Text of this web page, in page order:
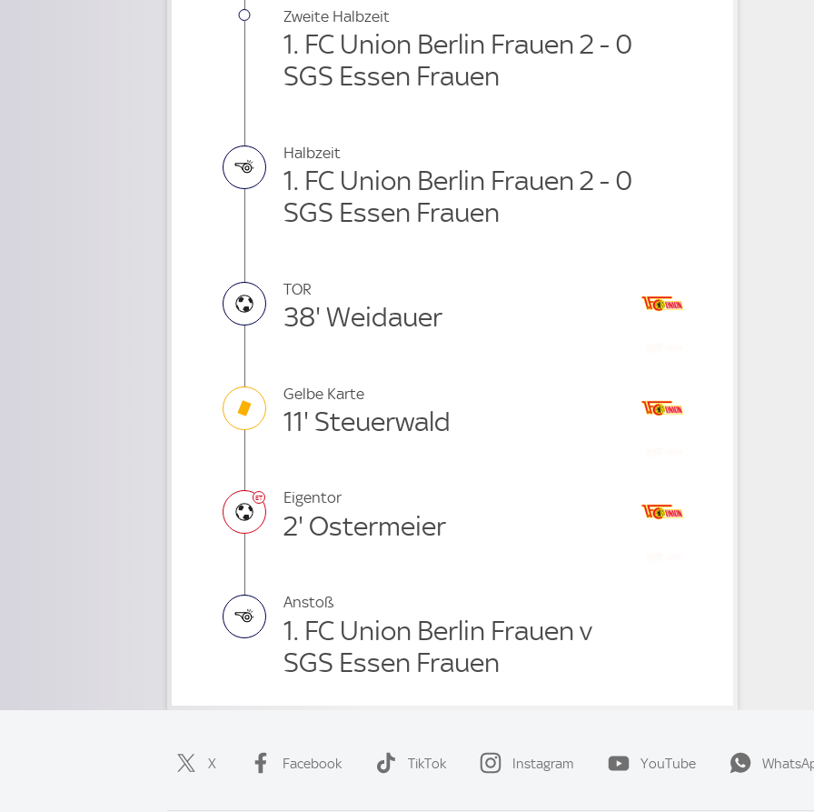
Zweite Halbzeit
1. FC Union Berlin Frauen 2 - 0
SGS Essen Frauen
Halbzeit
1. FC Union Berlin Frauen 2 - 0
SGS Essen Frauen
TOR
38' Weidauer
Gelbe Karte
11' Steuerwald
Eigentor
2' Ostermeier
Anstoß
1. FC Union Berlin Frauen v
SGS Essen Frauen
X Facebook TikTok Instagram YouTube